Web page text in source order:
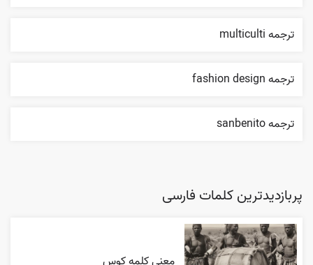
ترجمه multiculti
ترجمه fashion design
ترجمه sanbenito
پربازدیدترین کلمات فارسی
معنی کلمه کوس